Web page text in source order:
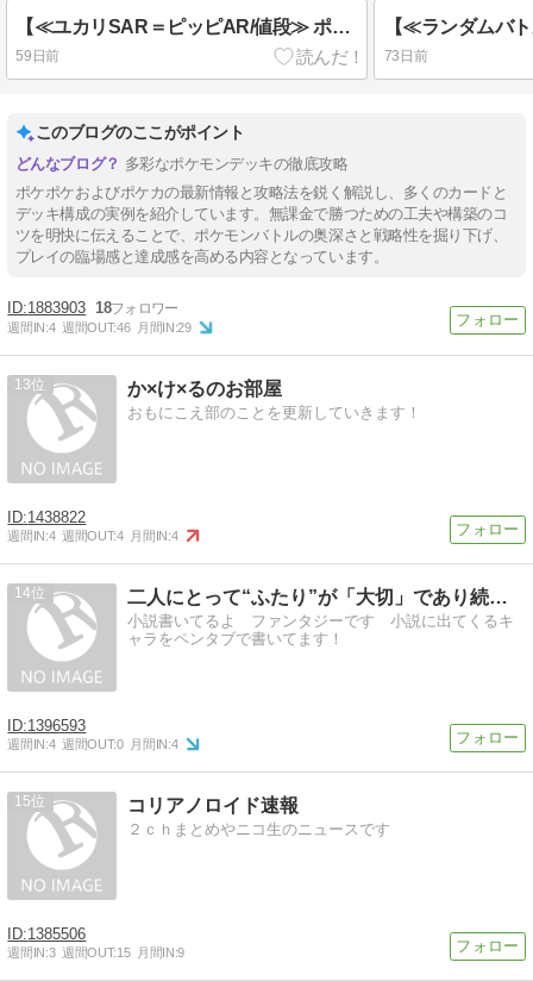
【≪ユカリSAR＝ピッピAR/値段≫ ポケカ 『ユカリ(SAR)』等！亮磁収集話 第2回！】(2026/06/09 [4記事目])
59日前 73日前
このブログのここがポイント
多彩なポケモンデッキの徹底攻略
ポケポケおよびポケカの最新情報と攻略法を鋭く解説し、多くのカードと
デッキ構成の実例を紹介しています。無課金で勝つための工夫や構築のコ
ツを明快に伝えることで、ポケモンバトルの奥深さと戦略性を掘り下げ、
プレイの臨場感と達成感を高める内容となっています。
1883903 18
週間IN:4 週間OUT:46 月間IN:29
13 か×け×るのお部屋
おもにこえ部のことを更新していきます！
1438822
週間IN:4 週間OUT:4 月間IN:4
14 二人にとって“ふたり”が「大切」であり続けますように
小説書いてるよ ファンタジーです 小説に出てくるキ
ャラをペンタブで書いてます！
1396593
週間IN:4 週間OUT:0 月間IN:4
15 コリアノロイド速報
２ｃｈまとめやニコ生のニュースです
1385506
週間IN:3 週間OUT:15 月間IN:9